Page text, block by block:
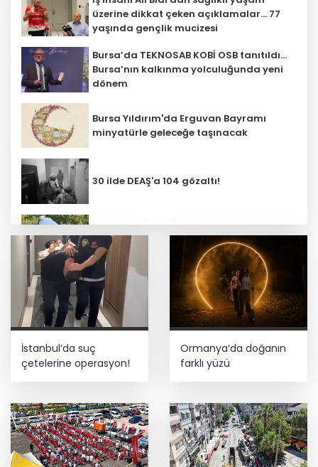
üzerine dikkat çeken açıklamalar... 77
yaşında gençlik mucizesi
Bursa’da TEKNOSAB KOBİ OSB tanıtıldı...
Bursa’nın kalkınma yolculuğunda yeni
dönem
Bursa Yıldırım'da Erguvan Bayramı
minyatürle geleceğe taşınacak
30 ilde DEAŞ'a 104 gözaltı!
kamu alanına döküme 150 bin TL ceza
CHP, Menderes Belediye Başkanı İlkay
Çiçek'i kesin ihraç talebiyle disipline
sevk etti
Fındık alım fiyatları açıklandı... Alımlar
24 Ağustos'ta başlıyor
Ödülü... Kamu kategorisinde zirvede
İstanbul’da suç
çetelerine operasyon!
Ormanya’da doğanın
farklı yüzü